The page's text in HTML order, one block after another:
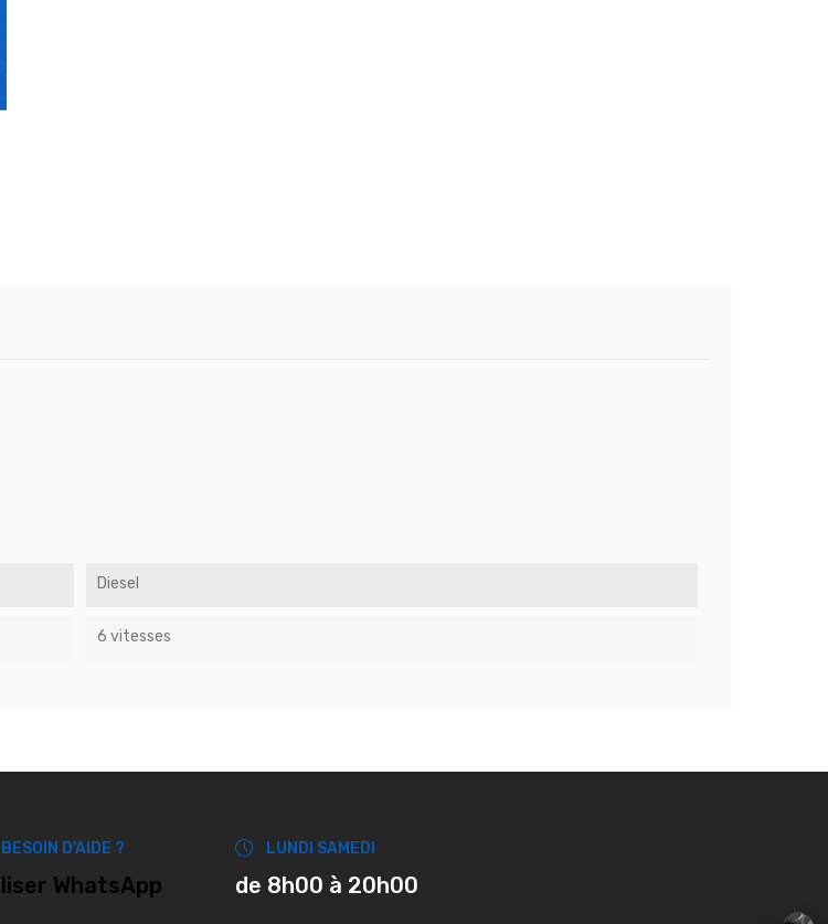
Diesel
6 vitesses
BESOIN D'AIDE ?
WhatsApp
LUNDI SAMEDI
de 8h00 à 20h00